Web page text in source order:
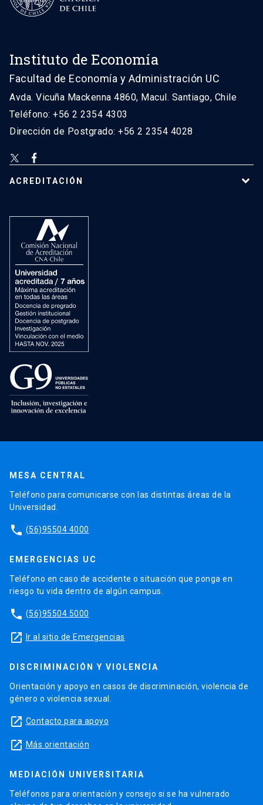
Instituto de Economía
Facultad de Economía y Administración UC
Avda. Vicuña Mackenna 4860, Macul. Santiago, Chile
Teléfono: +56 2 2354 4303
Dirección de Postgrado: +56 2 2354 4028
ACREDITACIÓN
MESA CENTRAL
Teléfono para comunicarse con las distintas áreas de la
Universidad.
phone (56)95504 4000
EMERGENCIAS UC
Teléfono en caso de accidente o situación que ponga en
riesgo tu vida dentro de algún campus.
phone (56)95504 5000
launch Ir al sitio de Emergencias
DISCRIMINACIÓN Y VIOLENCIA
Orientación y apoyo en casos de discriminación, violencia de
género o violencia sexual.
launch Contacto para apoyo
launch Más orientación
MEDIACIÓN UNIVERSITARIA
Teléfonos para orientación y consejo si se ha vulnerado